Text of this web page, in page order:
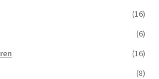
(16)
(6)
(16)
(8)